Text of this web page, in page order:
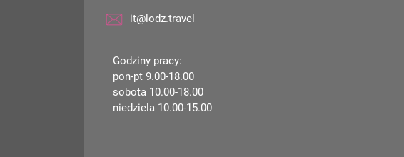
it@lodz.travel
Godziny pracy:
pon-pt 9.00-18.00
sobota 10.00-18.00
niedziela 10.00-15.00